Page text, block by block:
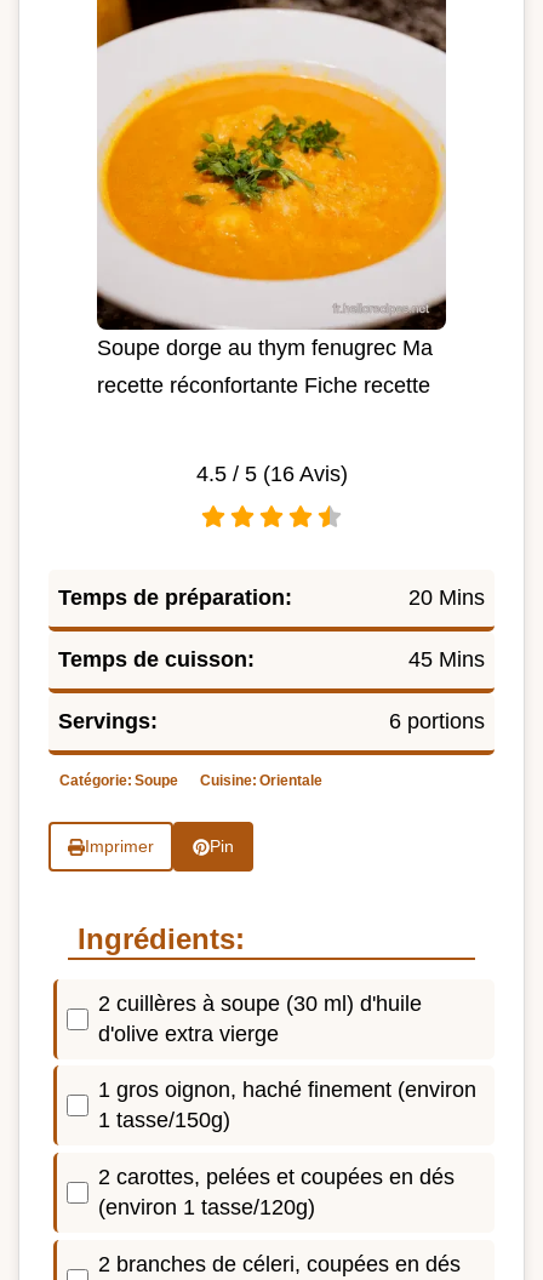
Soupe dorge au thym fenugrec Ma
recette réconfortante Fiche recette
4.5/ 5 (16Avis)
Temps de préparation: 20 Mins
Temps de cuisson: 45 Mins
Servings: 6 portions
Catégorie: Soupe Cuisine: Orientale
Imprimer Pin
Ingrédients:
2 cuillères à soupe (30 ml) d'huile
d'olive extra vierge
1 gros oignon, haché finement (environ
1 tasse/150g)
2 carottes, pelées et coupées en dés
(environ 1 tasse/120g)
2 branches de céleri, coupées en dés